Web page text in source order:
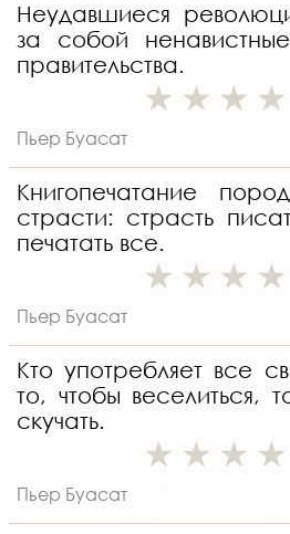
Неудавшиеся
за собой
правительства.
Пьер Буасат
Книгопечатание
страсти: страсть
печатать все.
Пьер Буасат
Кто употребляет все
то, чтобы веселиться,
скучать.
Пьер Буасат